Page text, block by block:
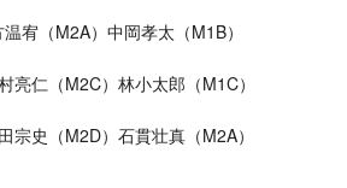
宥（M2A）中岡孝太（M1B）
亮仁（M2C）林小太郎（M1C）
宗史（M2D）石貫壮真（M2A）